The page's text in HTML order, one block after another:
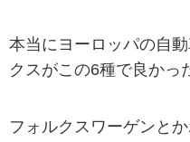
本当にヨーロッパの自
クスがこの6種で良かっ
フォルクスワーゲンと